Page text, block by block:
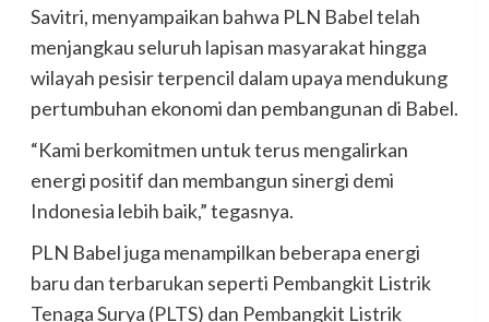
Savitri, menyampaikan bahwa PLN Babel telah
menjangkau seluruh lapisan masyarakat hingga
wilayah pesisir terpencil dalam upaya mendukung
pertumbuhan ekonomi dan pembangunan di Babel.
“Kami berkomitmen untuk terus mengalirkan
energi positif dan membangun sinergi demi
Indonesia lebih baik,” tegasnya.
PLN Babel juga menampilkan beberapa energi
baru dan terbarukan seperti Pembangkit Listrik
Tenaga Surya (PLTS) dan Pembangkit Listrik